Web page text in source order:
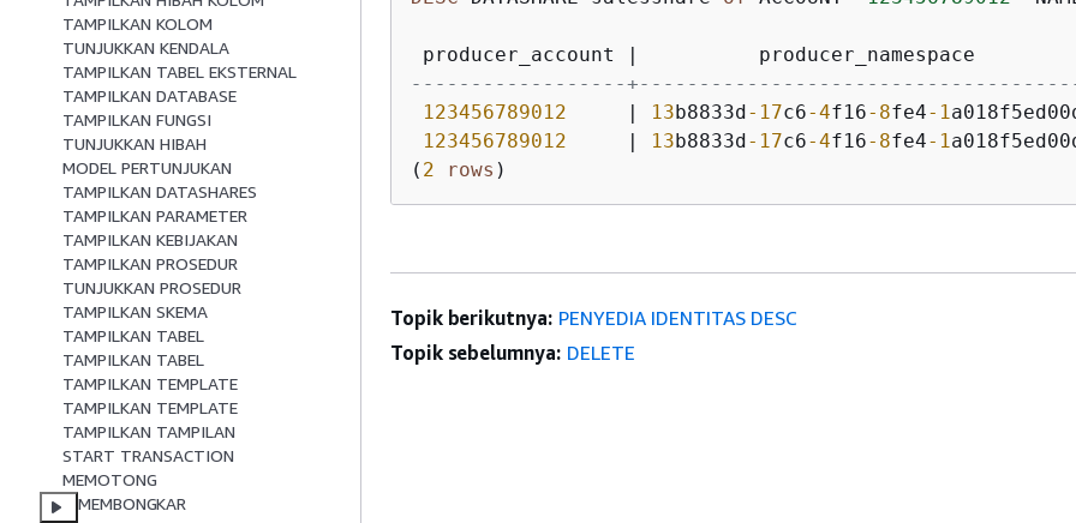
TAMPILKAN KOLOM
TUNJUKKAN KENDALA
TAMPILKAN TABEL EKSTERNAL
TAMPILKAN DATABASE
TAMPILKAN FUNGSI
TUNJUKKAN HIBAH
MODEL PERTUNJUKAN
TAMPILKAN DATASHARES
TAMPILKAN PARAMETER
TAMPILKAN KEBIJAKAN
TAMPILKAN PROSEDUR
TUNJUKKAN PROSEDUR
TAMPILKAN SKEMA
TAMPILKAN TABEL
TAMPILKAN TABEL
TAMPILKAN TEMPLATE
TAMPILKAN TEMPLATE
TAMPILKAN TAMPILAN
START TRANSACTION
MEMOTONG
MEMBONGKAR
producer_account
------------------
123456789012
13 b8833d -17c6-4f16-8fe4-1
123456789012
13 b8833d -17c6-4f16-8fe4-1
( 2 rows )
Topik berikutnya: PENYEDIA IDENTITAS DESC
Topik sebelumnya: DELETE